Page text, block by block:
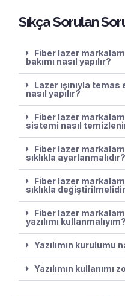
Sıkça Sorulan
Fiber lazer
bakımı nasıl yapılır?
Lazer ışınıyla
nasıl yapılır?
Fiber lazer
sistemi nasıl
Fiber lazer
sıklıkla ayarlanmalıdır?
Fiber lazer
sıklıkla
Fiber lazer
yazılımı kullanmalıyım?
Yazılımın kurulumu
Yazılımın kullanımı